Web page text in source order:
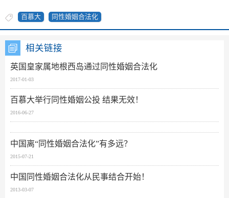
百慕大 同性婚姻合法化
相关链接
英国皇家属地根西岛通过同性婚姻合法化
2017-01-03
百慕大举行同性婚姻公投 结果无效！
2016-06-27
中国离“同性婚姻合法化”有多远？
2015-07-21
中国同性婚姻合法化从民事结合开始！
2013-03-07